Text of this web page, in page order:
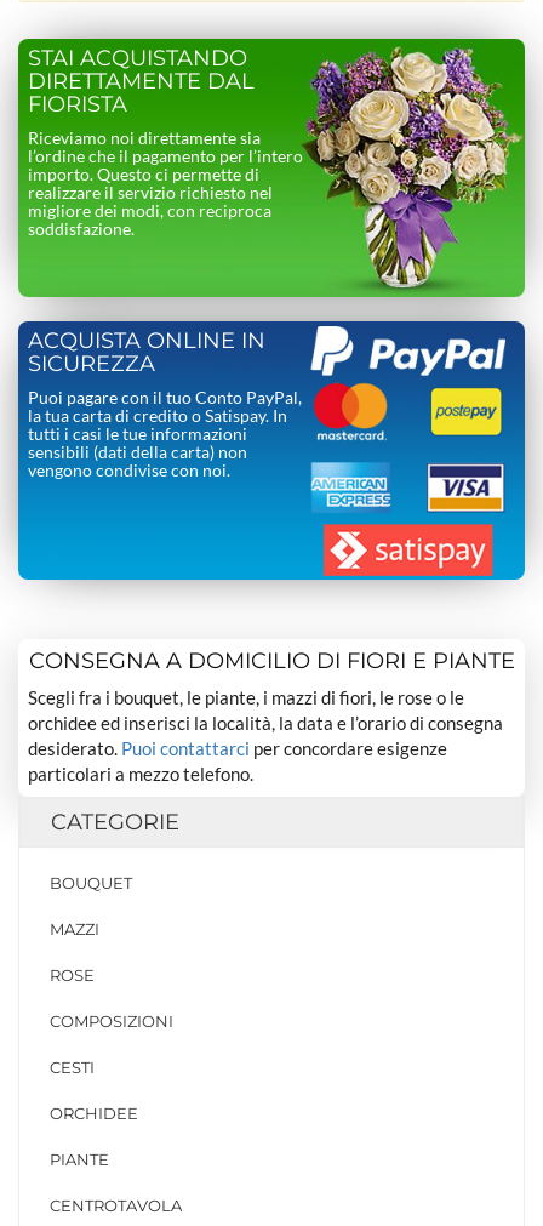
STAI ACQUISTANDO
DIRETTAMENTE DAL
FIORISTA
Riceviamo noi direttamente sia
l’ordine che il pagamento per l’intero
importo. Questo ci permette di
realizzare il servizio richiesto nel
migliore dei modi, con reciproca
soddisfazione.
ACQUISTA ONLINE IN
SICUREZZA
Puoi pagare con il tuo Conto PayPal,
la tua carta di credito o Satispay. In
tutti i casi le tue informazioni
sensibili (dati della carta) non
vengono condivise con noi.
CONSEGNA A DOMICILIO DI FIORI E PIANTE
Scegli fra i bouquet, le piante, i mazzi di fiori, le rose o le
orchidee ed inserisci la località, la data e l’orario di consegna
desiderato. Puoi contattarci per concordare esigenze
particolari a mezzo telefono.
CATEGORIE
BOUQUET
MAZZI
ROSE
COMPOSIZIONI
CESTI
ORCHIDEE
PIANTE
CENTROTAVOLA